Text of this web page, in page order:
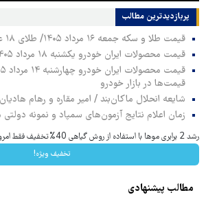
پربازدیدترین‌ مطالب
قیمت طلا و سکه جمعه ۱۶ مرداد ۱۴۰۵/ طلای ۱۸ عیار امروز چند؟
قیمت محصولات ایران خودرو یکشنبه ۱۸ مرداد ۱۴۰۵/ کاهش قیمت ۲۰۷
قیمت‌ها در بازار خودرو
شایعه انحلال ماکان‌بند / امیر مقاره و رهام
زمان اعلام نتایج آزمون‌های سمپاد و نمونه
رشد 2 برابری موها با استفاده از روش گیاهی 40%تخفیف فقط امروز
تخفیف ویژه!
مطالب پیشنهادی